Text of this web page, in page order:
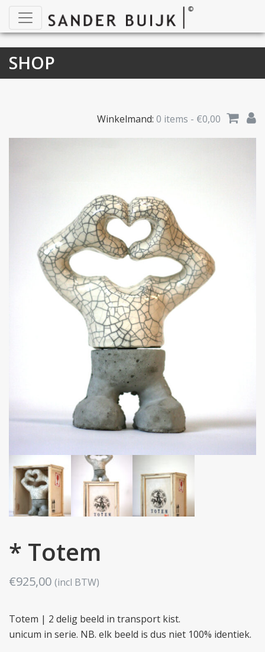
SHOP
Winkelmand: 0 items - €0,00
* Totem
€925,00 (incl BTW)
Totem | 2 delig beeld in transport kist.
unicum in serie. NB. elk beeld is dus niet 100% identiek.